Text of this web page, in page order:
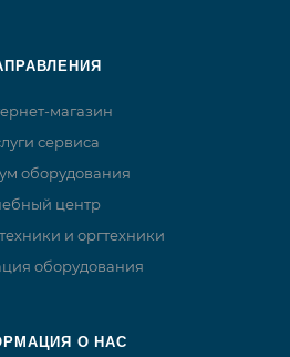
магазин
сервиса
оборудования
центр
и оргтехники
оборудования
О НАС